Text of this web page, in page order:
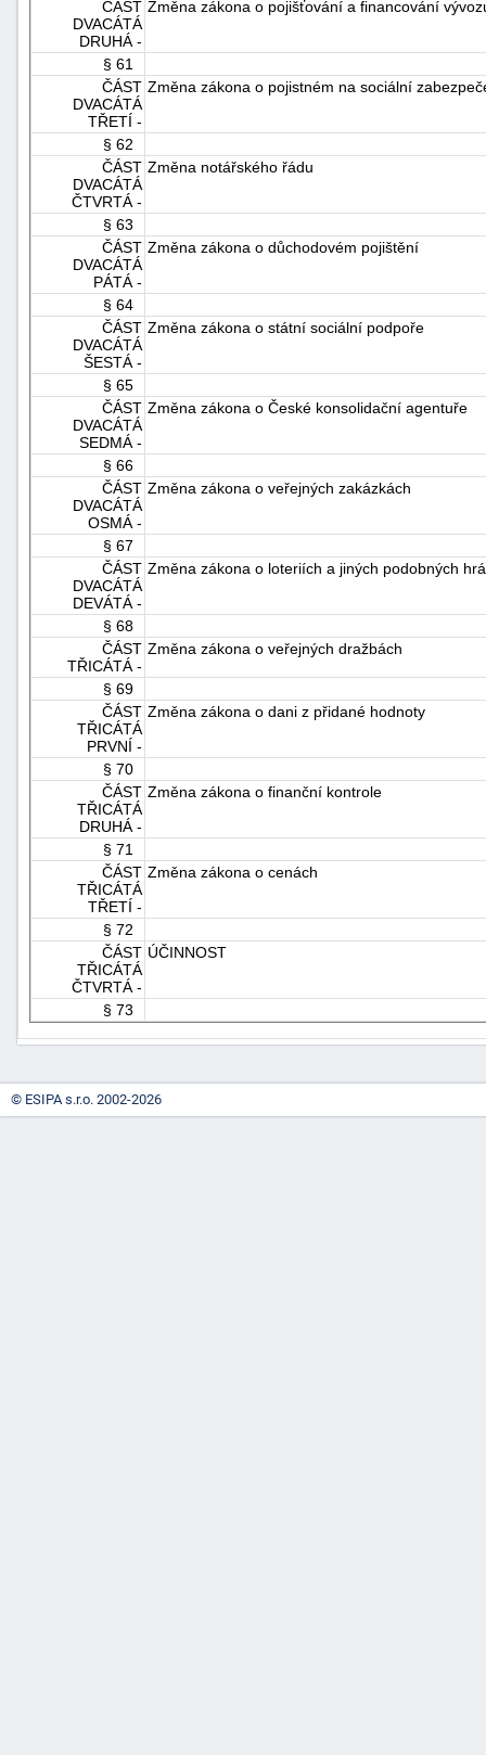
ČÁST
DVACÁTÁ
DRUHÁ -
Změna zákona o pojišťování a financování
§ 61
ČÁST
DVACÁTÁ
TŘETÍ -
Změna zákona o pojistném na sociální
§ 62
ČÁST
DVACÁTÁ
ČTVRTÁ -
Změna notářského řádu
§ 63
ČÁST
DVACÁTÁ
PÁTÁ -
Změna zákona o důchodovém pojištění
§ 64
ČÁST
DVACÁTÁ
ŠESTÁ -
Změna zákona o státní sociální podpoře
§ 65
ČÁST
DVACÁTÁ
SEDMÁ -
Změna zákona o České konsolidační agentuře
§ 66
ČÁST
DVACÁTÁ
OSMÁ -
Změna zákona o veřejných zakázkách
§ 67
ČÁST
DVACÁTÁ
DEVÁTÁ -
Změna zákona o loteriích a jiných podobných
§ 68
ČÁST
TŘICÁTÁ -
Změna zákona o veřejných dražbách
§ 69
ČÁST
TŘICÁTÁ
PRVNÍ -
Změna zákona o dani z přidané hodnoty
§ 70
ČÁST
TŘICÁTÁ
DRUHÁ -
Změna zákona o finanční kontrole
§ 71
ČÁST
TŘICÁTÁ
TŘETÍ -
Změna zákona o cenách
§ 72
ČÁST
TŘICÁTÁ
ČTVRTÁ -
ÚČINNOST
§ 73
© ESIPA s.r.o. 2002-2026